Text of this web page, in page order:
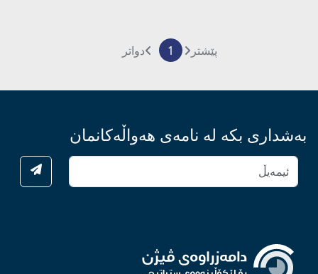
پێشتر 1 دواتر
بەشداری بکە لە نامەی هەواڵەکانمان